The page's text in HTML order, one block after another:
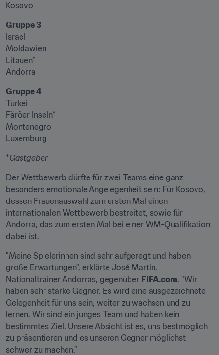
Kosovo
Gruppe 3
Israel
Moldawien
Litauen*
Andorra
Gruppe 4
Türkei
Färöer Inseln*
Montenegro
Luxemburg
*Gastgeber
Der Wettbewerb dürfte für zwei Teams eine ganz
besonders emotionale Angelegenheit sein: Für Kosovo,
dessen Frauenauswahl zum ersten Mal einen
internationalen Wettbewerb bestreitet, sowie für
Andorra, das zum ersten Mal bei einer WM-Qualifikation
dabei ist.
"Meine Spielerinnen sind sehr aufgeregt und haben
große Erwartungen", erklärte José Martín,
Nationaltrainer Andorras, gegenüber FIFA.com. "Wir
haben sehr starke Gegner. Es wird eine ausgezeichnete
Gelegenheit für uns sein, weiter zu wachsen und zu
lernen. Wir sind ein junges Team und haben kein
bestimmtes Ziel. Unsere Absicht ist es, uns bestmöglich
zu präsentieren und es unseren Gegner möglichst
schwer zu machen."